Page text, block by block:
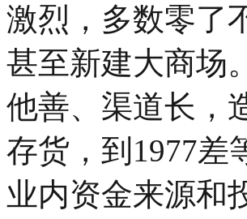
激烈，多数零了
甚至新建大商场
他善、渠道长，
存货，到1977差
业内资金来源和